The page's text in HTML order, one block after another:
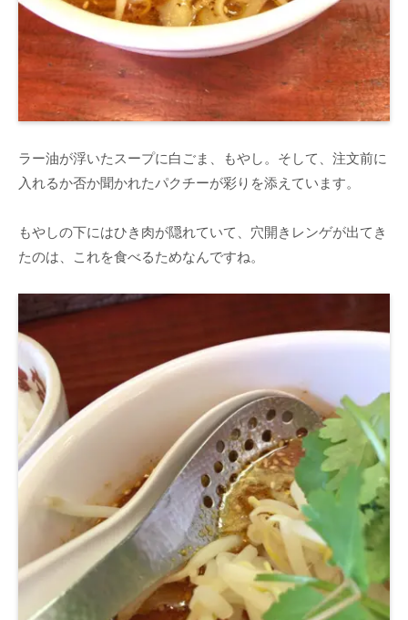
ラー油が浮いたスープに白ごま、もやし。そして、注文前に
入れるか否か聞かれたパクチーが彩りを添えています。
もやしの下にはひき肉が隠れていて、穴開きレンゲが出てき
たのは、これを食べるためなんですね。